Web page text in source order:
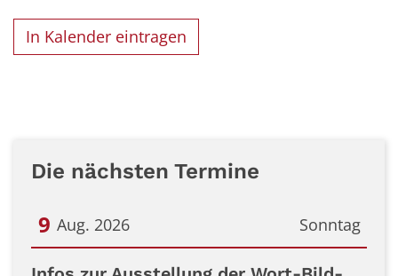
In Kalender eintragen
Die nächsten Termine
Sonntag
9 Aug. 2026
Datum: 9. August 2026